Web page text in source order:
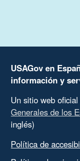
USAGov en
información y
Un sitio web
Generales de los
inglés)
Política de